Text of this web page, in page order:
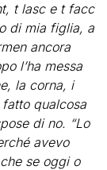
t lasc e t facc
di mia figlia, a
ancora
l’ha messa
la corna, i
fatto qualcosa
di no. “Lo
avevo
se oggi o